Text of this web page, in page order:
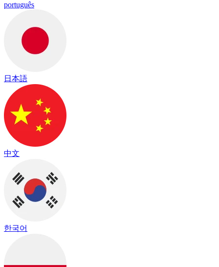
português
日本語
中文
한국어